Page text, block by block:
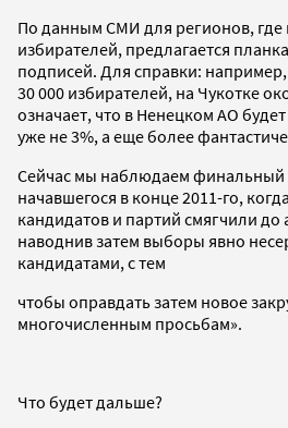
По данным СМИ для регионов, где
избирателей, предлагается
подписей. Для справки:
30 000 избирателей, на Чукотке
означает, что в Ненецком АО
уже не 3%, а еще более
Сейчас мы наблюдаем финальный
начавшегося в конце 2011-го,
кандидатов и партий смягчили до
наводнив затем выборы явно
кандидатами, с тем
чтобы оправдать затем новое
многочисленным просьбам».
Что будет дальше?